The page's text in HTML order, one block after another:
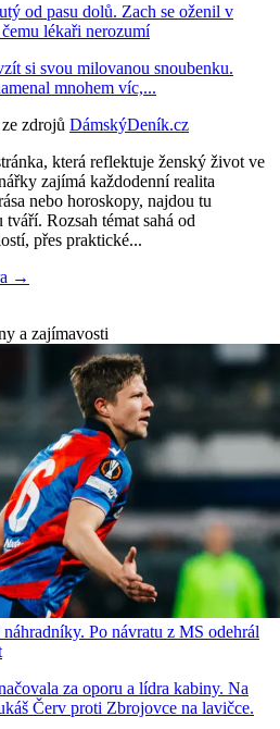
od pasu dolů. Zach se oženil v
lékaři nerozumí
si svou milovanou snoubenku.
mnohem víc,...
zdrojů DámskýDeník.cz
která reflektuje ženský život ve
zajímá každodenní realita
nebo horoskopy, najdou tu
Rozsah témat sahá od
přes praktické...
→
a zajímavosti
Po návratu z MS odehrál
za oporu a lídra kabiny. Na
Červ proti Zbrojovce na lavičce.